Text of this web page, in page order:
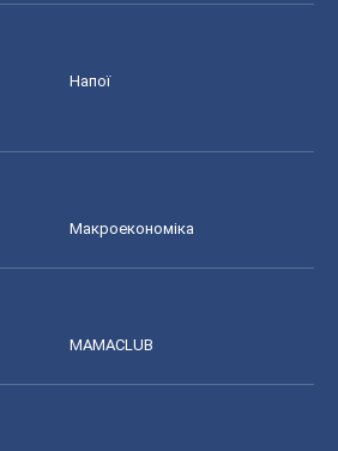
Напої
Макроекономіка
MAMACLUB